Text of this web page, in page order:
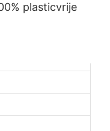
plasticvrije